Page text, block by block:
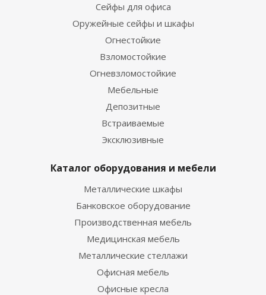
Сейфы для офиса
Оружейные сейфы и шкафы
Огнестойкие
Взломостойкие
Огневзломостойкие
Мебельные
Депозитные
Встраиваемые
Эксклюзивные
Каталог оборудования и мебели
Металлические шкафы
Банковское оборудование
Производственная мебель
Медицинская мебель
Металлические стеллажи
Офисная мебель
Офисные кресла